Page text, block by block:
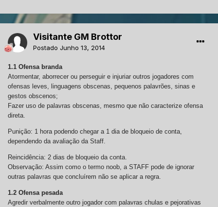
Visitante GM Brottor
Postado Junho 13, 2014
1.1 Ofensa branda
Atormentar, aborrecer ou perseguir e injuriar outros jogadores com
ofensas leves, linguagens obscenas, pequenos palavrões, sinas e
gestos obscenos;
Fazer uso de palavras obscenas, mesmo que não caracterize ofensa
direta.
Punição: 1 hora podendo chegar a 1 dia de bloqueio de conta,
dependendo da avaliação da Staff.
Reincidência: 2 dias de bloqueio da conta.
Observação: Assim como o termo noob, a STAFF pode de ignorar
outras palavras que concluírem não se aplicar a regra.
1.2 Ofensa pesada
Agredir verbalmente outro jogador com palavras chulas e pejorativas